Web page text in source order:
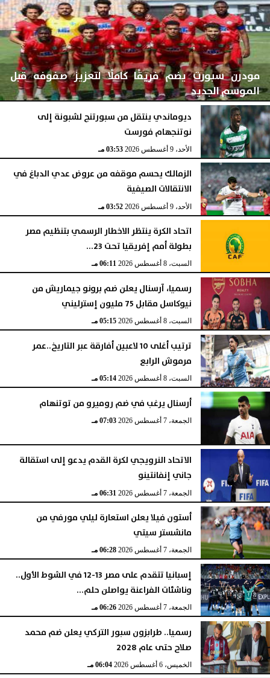
مودرن سبورت يضم فريقًا كاملًا لتعزيز صفوفه قبل
الموسم الجديد
الأحد، 9 أغسطس 2026 03:53 مـ
ديوماندي ينتقل من سبورتنج لشبونة إلى
نوتنجهام فورست
الأحد، 9 أغسطس 2026 03:53 مـ
الزمالك يحسم موقفه من عروض عدي الدباغ في
الانتقالات الصيفية
الأحد، 9 أغسطس 2026 03:52 مـ
اتحاد الكرة ينتظر الاخطار الرسمي بتنظيم مصر
بطولة أمم إفريقيا تحت 23...
السبت، 8 أغسطس 2026 06:11 مـ
رسميا، آرسنال يعلن ضم برونو جيماريش من
نيوكاسل مقابل 75 مليون إسترليني
السبت، 8 أغسطس 2026 05:15 مـ
ترتيب أغلى 10 لاعبين أفارقة عبر التاريخ..عمر
مرموش الرابع
السبت، 8 أغسطس 2026 05:14 مـ
أرسنال يرغب في ضم روميرو من توتنهام
الجمعة، 7 أغسطس 2026 07:03 مـ
الاتحاد النرويجي لكرة القدم يدعو إلى استقالة
جاني إنفانتينو
الجمعة، 7 أغسطس 2026 06:31 مـ
أستون فيلا يعلن استعارة ليلي مورفي من
مانشستر سيتي
الجمعة، 7 أغسطس 2026 06:28 مـ
إسبانيا تتقدم على مصر 13-12 في الشوط الأول..
وناشئات الفراعنة يواصلن حلم...
الجمعة، 7 أغسطس 2026 06:26 مـ
رسميا.. طرابزون سبور التركي يعلن ضم محمد
صلاح حتى عام 2028
الخميس، 6 أغسطس 2026 06:04 مـ